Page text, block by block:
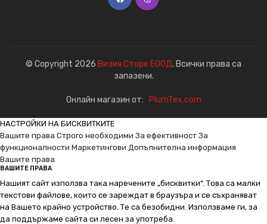
© Copyright 2026 Визия Сторе ЕООД. Всички права са
запазени.
Онлайн магазин от: PlumTex.com
НАСТРОЙКИ НА БИСКВИТКИТЕ
Вашите права Строго необходими За ефективност За
функционалности Маркетингови Допълнителна информация
Вашите права
ВАШИТЕ ПРАВА
Нашият сайт използва така наречените „бисквитки“. Това са малки
текстови файлове, които се зареждат в браузъра и се съхраняват
на Вашето крайно устройство. Те са безобидни. Използваме ги, за
да поддържаме сайта си лесен за употреба.